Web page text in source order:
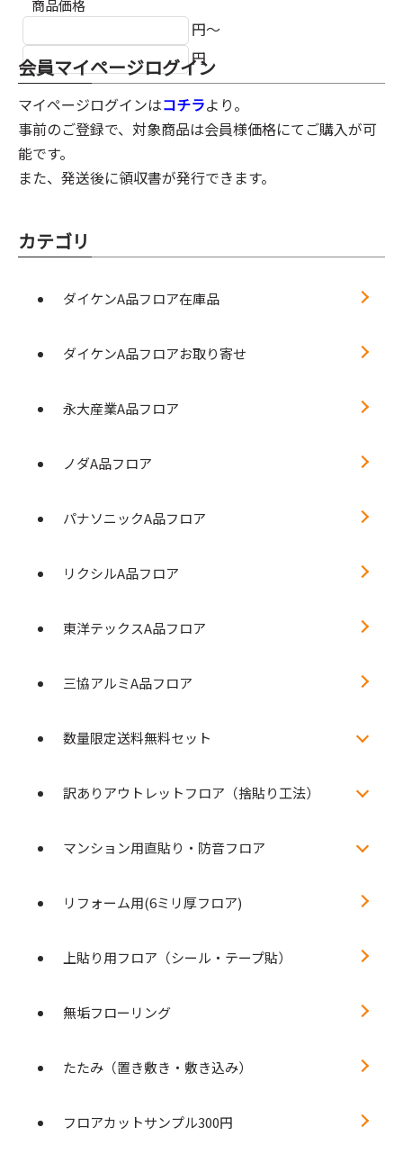
商品価格
円～
円
会員マイページログイン
マイページログインはコチラより。
事前のご登録で、対象商品は会員様価格にてご購入が可
能です。
また、発送後に領収書が発行できます。
カテゴリ
ダイケンA品フロア在庫品
ダイケンA品フロアお取り寄せ
永大産業A品フロア
ノダA品フロア
パナソニックA品フロア
リクシルA品フロア
東洋テックスA品フロア
三協アルミA品フロア
数量限定送料無料セット
訳ありアウトレットフロア（捨貼り工法）
マンション用直貼り・防音フロア
リフォーム用(6ミリ厚フロア)
上貼り用フロア（シール・テープ貼）
無垢フローリング
たたみ（置き敷き・敷き込み）
フロアカットサンプル300円